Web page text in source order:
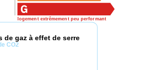
logement extrêmement peu performant
de gaz à effet de serre
CO2